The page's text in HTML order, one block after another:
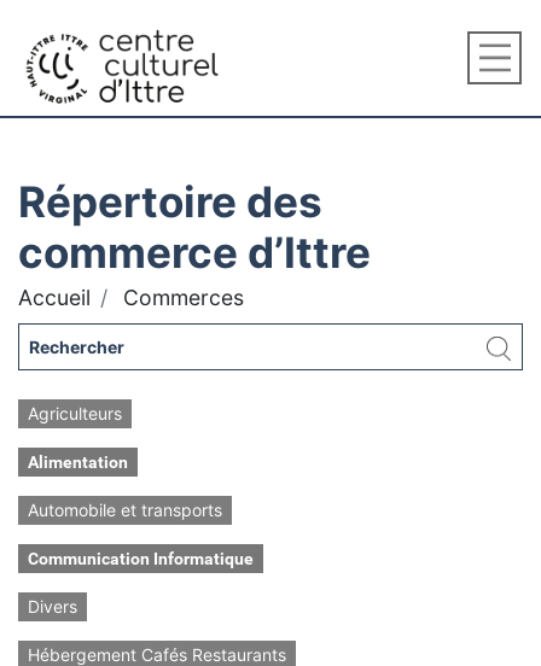
Répertoire des
commerce d’Ittre
Accueil Commerces
Agriculteurs
Alimentation
Automobile et transports
Communication Informatique
Divers
Hébergement Cafés Restaurants